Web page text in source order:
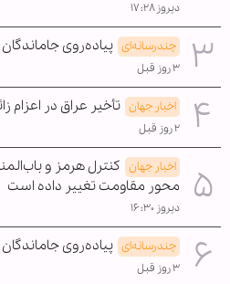
دیروز ۱۷:۲۸
چندرسانه‌ای پیاده‌روی
۳ روز قبل
اخبار جهان تأخیر عراق در اعزام
۲ روز قبل
اخبار جهان کنترل هرمز و
محور مقاومت تغییر داده است
دیروز ۱۶:۳۰
چندرسانه‌ای پیاده‌روی
۳ روز قبل